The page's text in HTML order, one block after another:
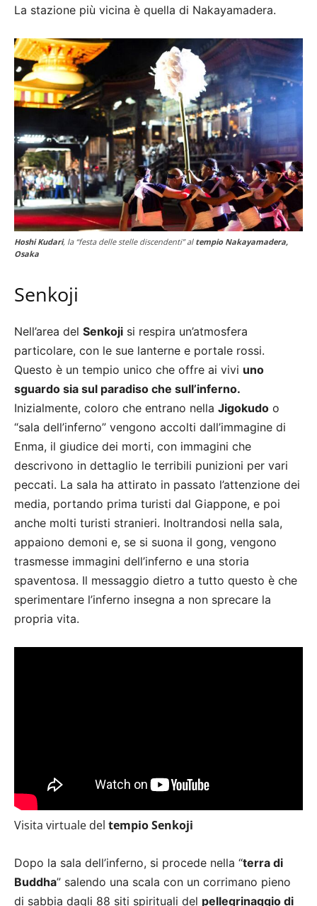
La stazione più vicina è quella di Nakayamadera.
Hoshi Kudari, la “festa delle stelle discendenti” al tempio Nakayamadera,
Osaka
Senkoji
Nell’area del Senkoji si respira un’atmosfera
particolare, con le sue lanterne e portale rossi.
Questo è un tempio unico che offre ai vivi uno
sguardo sia sul paradiso che sull’inferno.
Inizialmente, coloro che entrano nella Jigokudo o
“sala dell’inferno” vengono accolti dall’immagine di
Enma, il giudice dei morti, con immagini che
descrivono in dettaglio le terribili punizioni per vari
peccati. La sala ha attirato in passato l’attenzione dei
media, portando prima turisti dal Giappone, e poi
anche molti turisti stranieri. Inoltrandosi nella sala,
appaiono demoni e, se si suona il gong, vengono
trasmesse immagini dell’inferno e una storia
spaventosa. Il messaggio dietro a tutto questo è che
sperimentare l’inferno insegna a non sprecare la
propria vita.
Visita virtuale del tempio Senkoji
Dopo la sala dell’inferno, si procede nella “terra di
Buddha” salendo una scala con un corrimano pieno
di sabbia dagli 88 siti spirituali del pellegrinaggio di